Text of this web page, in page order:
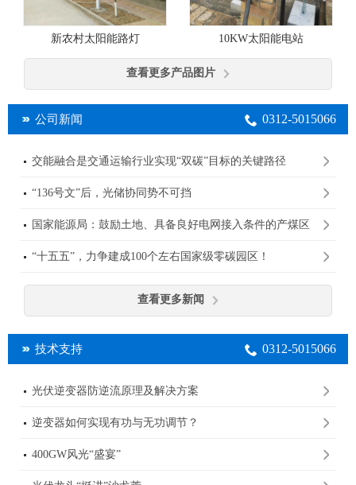
新农村太阳能路灯 10KW太阳能电站
查看更多产品图片
公司新闻 0312-5015066
交能融合是交通运输行业实现“双碳”目标的关键路径
“136号文”后，光储协同势不可挡
国家能源局：鼓励土地、具备良好电网接入条件的产煤区
“十五五”，力争建成100个左右国家级零碳园区！
查看更多新闻
技术支持 0312-5015066
光伏逆变器防逆流原理及解决方案
逆变器如何实现有功与无功调节？
400GW风光“盛宴”